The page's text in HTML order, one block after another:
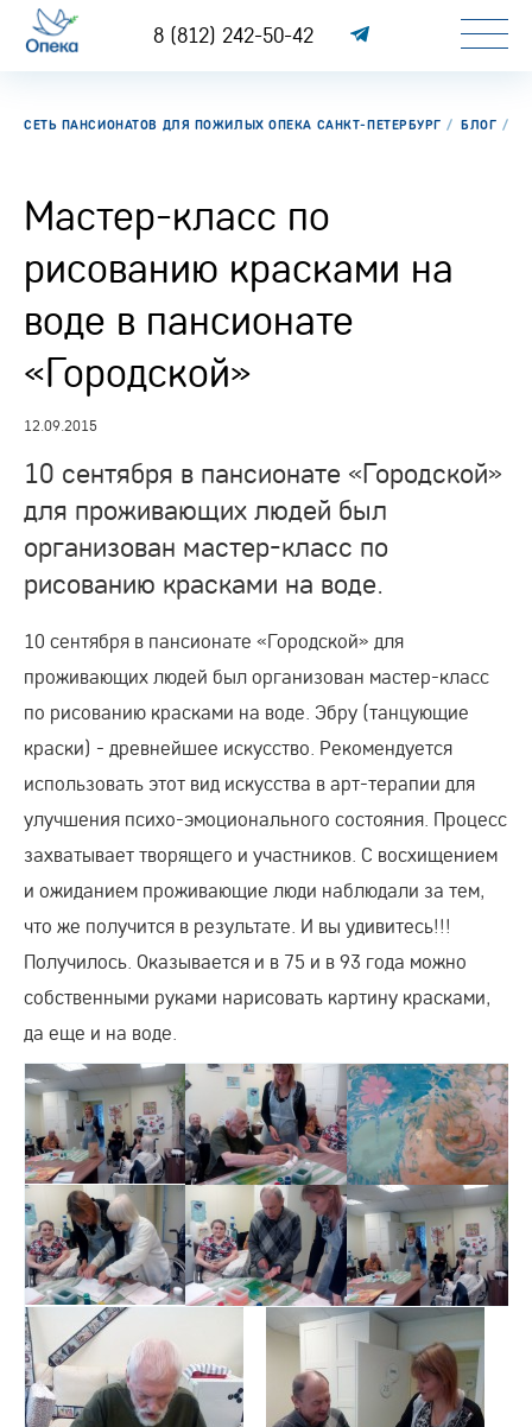
8 (812) 242-50-42
СЕТЬ ПАНСИОНАТОВ ДЛЯ ПОЖИЛЫХ ОПЕКА САНКТ-ПЕТЕРБУРГ БЛОГ
Мастер-класс по
рисованию красками на
воде в пансионате
«Городской»
12.09.2015
10 сентября в пансионате «Городской»
для проживающих людей был
организован мастер-класс по
рисованию красками на воде.
10 сентября в пансионате «Городской» для
проживающих людей был организован мастер-класс
по рисованию красками на воде. Эбру (танцующие
краски) - древнейшее искусство. Рекомендуется
использовать этот вид искусства в арт-терапии для
улучшения психо-эмоционального состояния. Процесс
захватывает творящего и участников. С восхищением
и ожиданием проживающие люди наблюдали за тем,
что же получится в результате. И вы удивитесь!!!
Получилось. Оказывается и в 75 и в 93 года можно
собственными руками нарисовать картину красками,
да еще и на воде.